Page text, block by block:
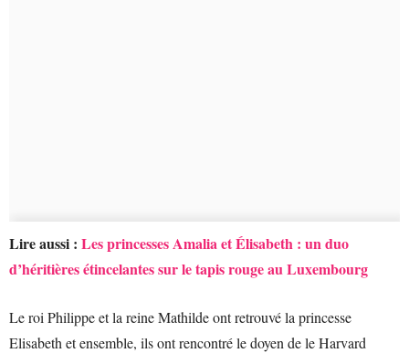
Lire aussi : Les princesses Amalia et Élisabeth : un duo
d’héritières étincelantes sur le tapis rouge au Luxembourg
Le roi Philippe et la reine Mathilde ont retrouvé la princesse
Elisabeth et ensemble, ils ont rencontré le doyen de le Harvard